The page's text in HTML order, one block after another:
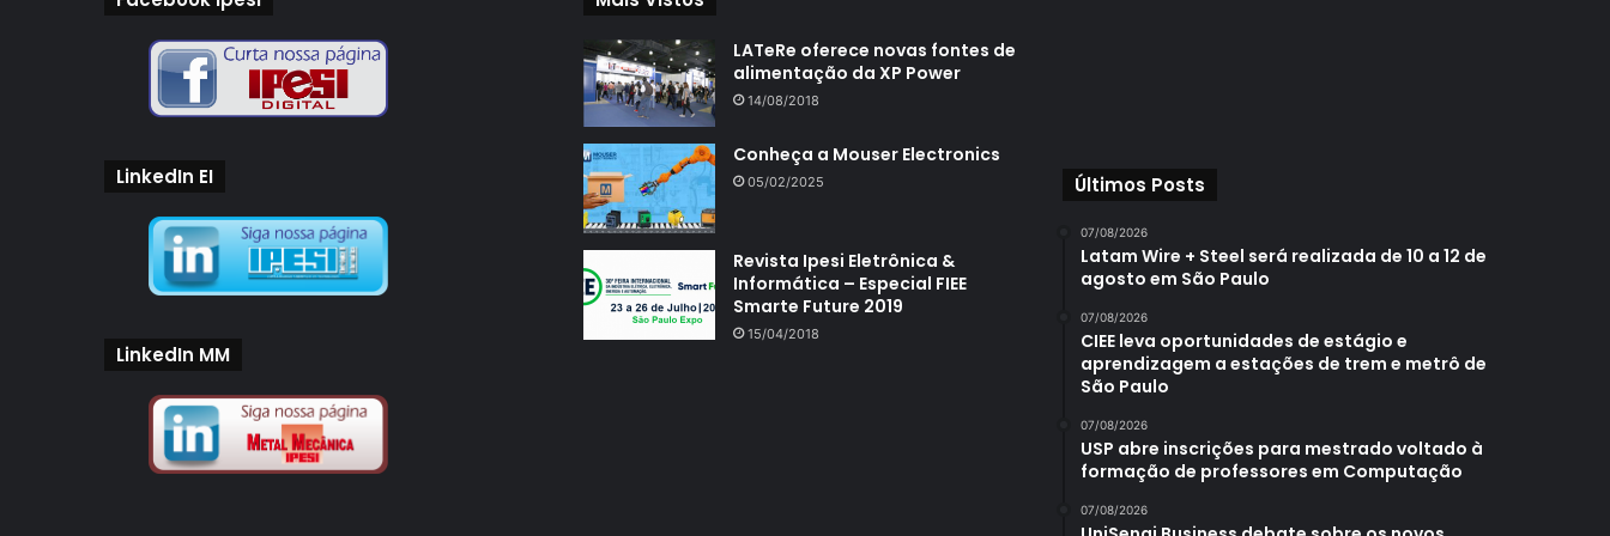
LinkedIn EI
LinkedIn MM
LATeRe oferece novas fontes de
alimentação da XP Power
14/08/2018
Conheça a Mouser Electronics
05/02/2025
Revista Ipesi Eletrônica &
Informática – Especial FIEE
Smarte Future 2019
15/04/2018
Últimos Posts
07/08/2026
Latam Wire + Steel será realizada de 10 a 12 de
agosto em São Paulo
07/08/2026
CIEE leva oportunidades de estágio e
aprendizagem a estações de trem e metrô de
São Paulo
07/08/2026
USP abre inscrições para mestrado voltado à
formação de professores em Computação
07/08/2026